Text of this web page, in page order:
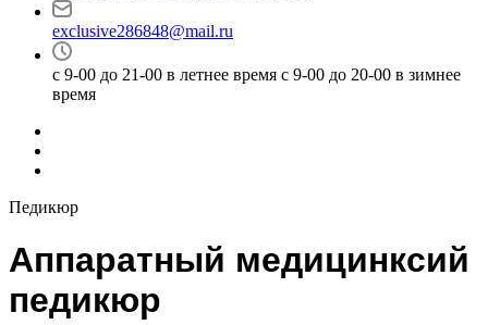
exclusive286848@mail.ru
с 9-00 до 21-00 в летнее время с 9-00 до 20-00 в зимнее
время
Педикюр
Аппаратный медицинксий
педикюр